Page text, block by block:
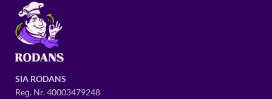
SIA RODANS
Reģ. Nr.40003479248